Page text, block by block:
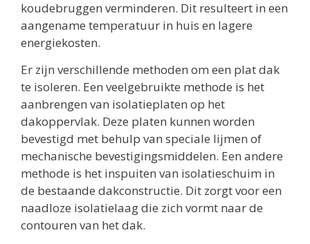
koudebruggen verminderen. Dit resulteert in een
aangename temperatuur in huis en lagere
energiekosten.
Er zijn verschillende methoden om een plat dak
te isoleren. Een veelgebruikte methode is het
aanbrengen van isolatieplaten op het
dakoppervlak. Deze platen kunnen worden
bevestigd met behulp van speciale lijmen of
mechanische bevestigingsmiddelen. Een andere
methode is het inspuiten van isolatieschuim in
de bestaande dakconstructie. Dit zorgt voor een
naadloze isolatielaag die zich vormt naar de
contouren van het dak.